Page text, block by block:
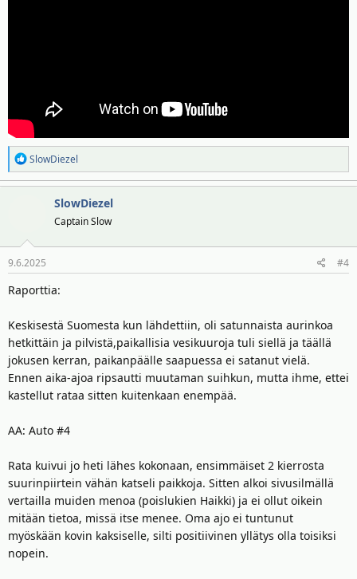
R
e
a
o
t
SlowDiezel
SlowDiezel
Captain Slow
9.6.2025 #4
Raporttia:
Keskisestä Suomesta kun lähdettiin, oli satunnaista aurinkoa
hetkittäin ja pilvistä,paikallisia vesikuuroja tuli siellä ja täällä
jokusen kerran, paikanpäälle saapuessa ei satanut vielä.
Ennen aika-ajoa ripsautti muutaman suihkun, mutta ihme, ettei
kastellut rataa sitten kuitenkaan enempää.
AA: Auto #4
Rata kuivui jo heti lähes kokonaan, ensimmäiset 2 kierrosta
suurinpiirtein vähän katseli paikkoja. Sitten alkoi sivusilmällä
vertailla muiden menoa (poislukien Haikki) ja ei ollut oikein
mitään tietoa, missä itse menee. Oma ajo ei tuntunut
myöskään kovin kaksiselle, silti positiivinen yllätys olla toisiksi
nopein.